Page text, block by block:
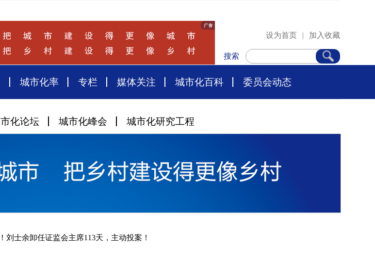
设为首页 | 加入收藏
搜索
城市化率 专栏 媒体关注 城市化百科 委员会动态
化论坛 城市化峰会 城市化研究工程
刘士余卸任证监会主席113天，主动投案！